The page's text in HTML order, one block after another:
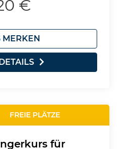
€
FREIE PLÄTZE
für